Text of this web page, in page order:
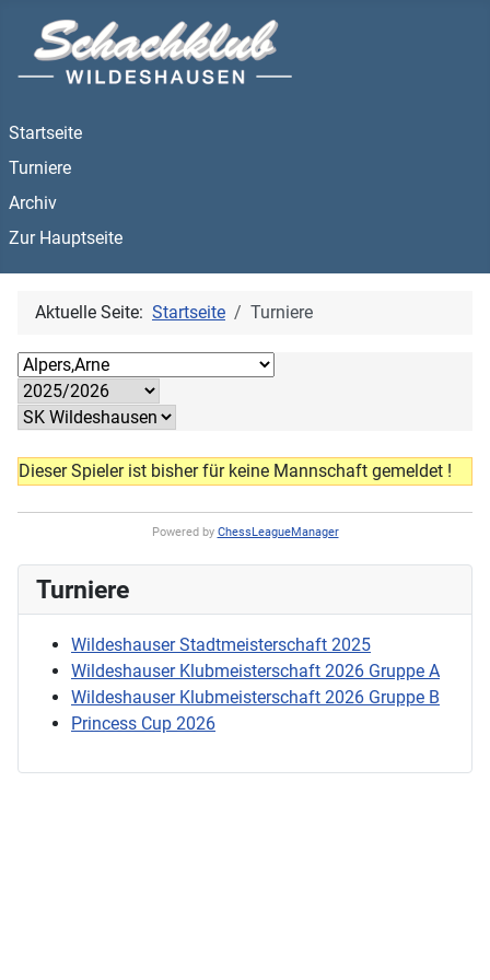
Startseite
Turniere
Archiv
Zur Hauptseite
Aktuelle Seite: Startseite Turniere
Dieser Spieler ist bisher für keine Mannschaft gemeldet !
Powered by ChessLeagueManager
Turniere
Wildeshauser Stadtmeisterschaft 2025
Wildeshauser Klubmeisterschaft 2026 Gruppe A
Wildeshauser Klubmeisterschaft 2026 Gruppe B
Princess Cup 2026